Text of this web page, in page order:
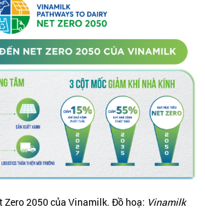
Zero 2050 của Vinamilk. Đồ hoạ: Vinamilk